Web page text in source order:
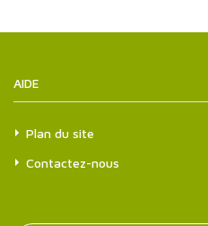
AIDE
Plan du site
Contactez-nous